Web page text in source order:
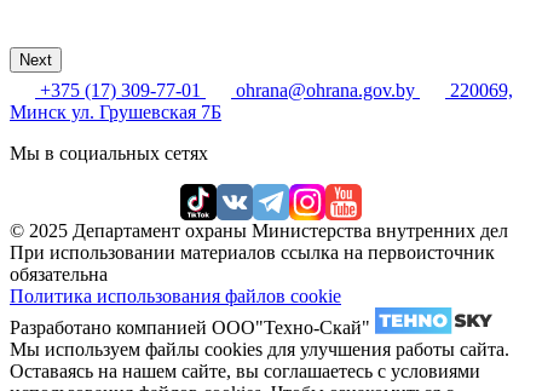
Next
+375 (17) 309-77-01 ohrana@ohrana.gov.by
220069,
Минск ул. Грушевская 7Б
Мы в социальных сетях
© 2025 Департамент охраны Министерства внутренних дел
При использовании материалов ссылка на первоисточник
обязательна
Политика использования файлов cookie
Разработано компанией ООО"Техно-Скай"
Мы используем файлы cookies для улучшения работы сайта.
Оставаясь на нашем сайте, вы соглашаетесь с условиями